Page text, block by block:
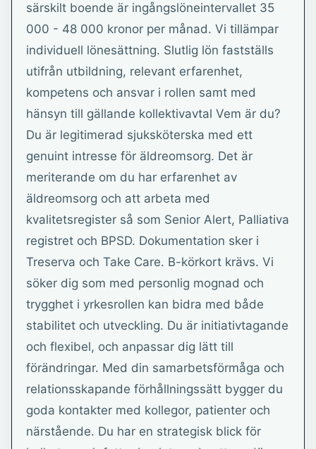
särskilt boende är ingångslöneintervallet 35
000 - 48 000 kronor per månad. Vi tillämpar
individuell lönesättning. Slutlig lön fastställs
utifrån utbildning, relevant erfarenhet,
kompetens och ansvar i rollen samt med
hänsyn till gällande kollektivavtal Vem är du?
Du är legitimerad sjuksköterska med ett
genuint intresse för äldreomsorg. Det är
meriterande om du har erfarenhet av
äldreomsorg och att arbeta med
kvalitetsregister så som Senior Alert, Palliativa
registret och BPSD. Dokumentation sker i
Treserva och Take Care. B-körkort krävs. Vi
söker dig som med personlig mognad och
trygghet i yrkesrollen kan bidra med både
stabilitet och utveckling. Du är initiativtagande
och flexibel, och anpassar dig lätt till
förändringar. Med din samarbetsförmåga och
relationsskapande förhållningssätt bygger du
goda kontakter med kollegor, patienter och
närstående. Du har en strategisk blick för